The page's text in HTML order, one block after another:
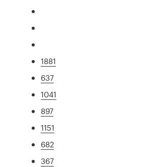
1881
637
1041
897
1151
682
367